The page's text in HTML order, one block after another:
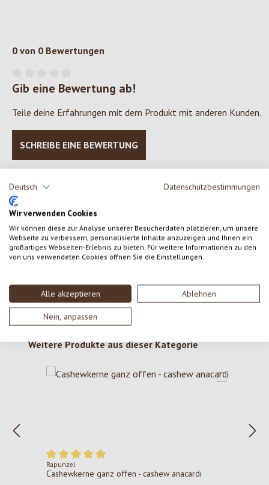
Deutsch Datenschutzbestimmungen
Wir verwenden Cookies
Wir können diese zur Analyse unserer Besucherdaten platzieren, um unsere
Webseite zu verbessern, personalisierte Inhalte anzuzeigen und Ihnen ein
großartiges Webseiten-Erlebnis zu bieten. Für weitere Informationen zu den
von uns verwendeten Cookies öffnen Sie die Einstellungen.
Alle akzeptieren Ablehnen
Nein, anpassen
0 von 0 Bewertungen
Durchschnittliche Bewertung von 0 von 5 Sternen
Gib eine Bewertung ab!
Teile deine Erfahrungen mit dem Produkt mit anderen Kunden.
SCHREIBE EINE BEWERTUNG
Keine Bewertungen gefunden. Gehe voran und teile
deine Erkenntnisse mit anderen.
Produktgalerie überspringen
Weitere Produkte aus dieser Kategorie
Durchschnittliche Bewertung von 5 von 5 Sternen
Rapunzel
Cashewkerne ganz offen - cashew anacardi